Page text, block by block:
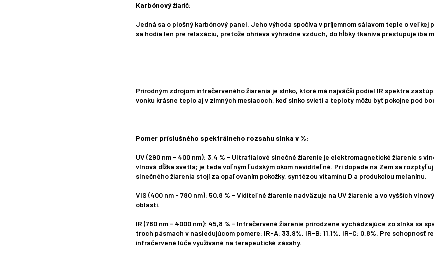
Karbónovýžiarič:
Jedná sa o plošný karbónový panel. Jeho výhoda spočíva v príjemnom sálavom teple o veľkej
sa hodia len pre relaxáciu, pretože ohrieva výhradne vzduch, do hĺbky tkaniva prestupuje iba
Prírodným zdrojom infračerveného žiarenia je slnko, ktoré má najväčší podiel IR spektra
vonku krásne teplo aj v zimných mesiacoch, keď slnko svieti a teploty môžu byť pokojne pod
Pomer príslušného spektrálneho rozsahu slnka v %:
UV (290 nm - 400 nm): 3,4 % - Ultrafialové slnečné žiarenie je elektromagnetické žiarenie s
vlnová dĺžka svetla; je teda voľným ľudským okom neviditeľné. Pri dopade na Zem sa
slnečného žiarenia stojí za opaľovaním pokožky, syntézou vitamínu D a produkciou melanínu.
VIS (400 nm - 780 nm): 50,8 % - Viditeľné žiarenie nadväzuje na UV žiarenie a vo vyšších
oblasti.
IR (780 nm - 4000 nm): 45,8 % - Infračervené žiarenie prirodzene vychádzajúce zo slnka sa
troch pásmach v nasledujúcom pomere: IR-A: 33,9%, IR-B: 11,1%, IR-C: 0,8%. Pre schopnosť
infračervené lúče využívané na terapeutické zásahy.